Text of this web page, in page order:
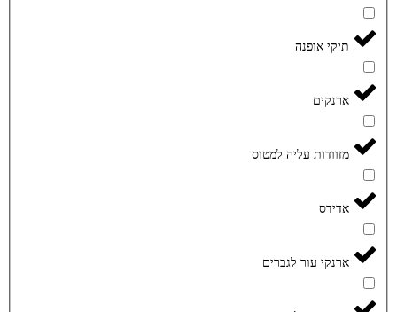
תיקי אופנה
ארנקים
מזוודות עליה למטוס
אדידס
ארנקי עור לגברים